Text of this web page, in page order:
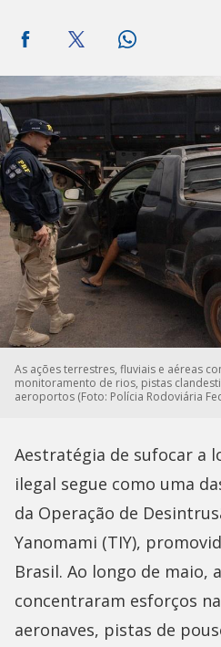
As ações terrestres, fluviais e aéreas
monitoramento de rios, pistas
aeroportos (Foto: Polícia Rodoviária
Aestratégia de sufocar a
ilegal segue como uma
da Operação de
Yanomami (TIY),
Brasil. Ao longo de maio,
concentraram esforços
aeronaves, pistas de